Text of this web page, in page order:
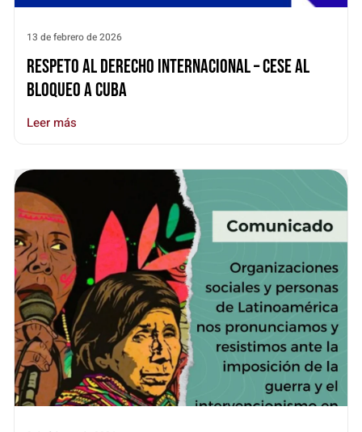
13 de febrero de 2026
RESPETO AL DERECHO INTERNACIONAL – CESE AL
BLOQUEO A CUBA
Leer más